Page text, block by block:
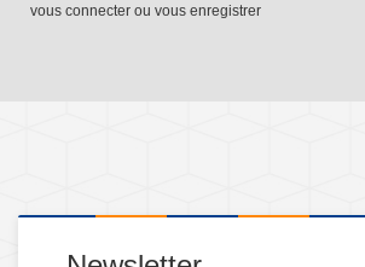
vous connecter ou vous enregistrer